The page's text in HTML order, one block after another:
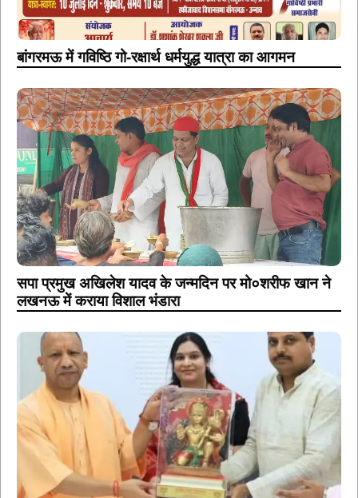
बांगरमऊ में गविष्ठि गो-रक्षार्थ धर्मयुद्ध यात्रा का आगमन
सपा प्रमुख अखिलेश यादव के जन्मदिन पर मो०शरीफ खान ने
लखनऊ में कराया विशाल भंडारा